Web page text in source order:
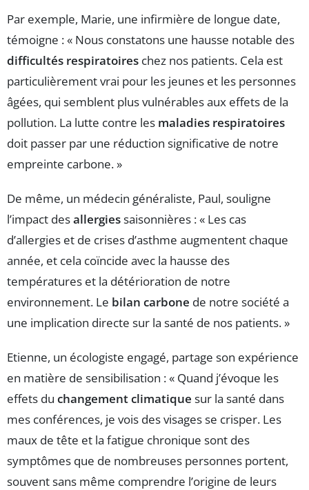
Par exemple, Marie, une infirmière de longue date,
témoigne : « Nous constatons une hausse notable des
difficultés respiratoires chez nos patients. Cela est
particulièrement vrai pour les jeunes et les personnes
âgées, qui semblent plus vulnérables aux effets de la
pollution. La lutte contre les maladies respiratoires
doit passer par une réduction significative de notre
empreinte carbone. »
De même, un médecin généraliste, Paul, souligne
l’impact desallergiessaisonnières : « Les cas
d’allergies et de crises d’asthme augmentent chaque
année, et cela coïncide avec la hausse des
températures et la détérioration de notre
environnement. Le bilan carbone de notre société a
une implication directe sur la santé de nos patients. »
Etienne, un écologiste engagé, partage son expérience
en matière de sensibilisation : « Quand j’évoque les
effets du changement climatique sur la santé dans
mes conférences, je vois des visages se crisper. Les
maux de tête et la fatigue chronique sont des
symptômes que de nombreuses personnes portent,
souvent sans même comprendre l’origine de leurs